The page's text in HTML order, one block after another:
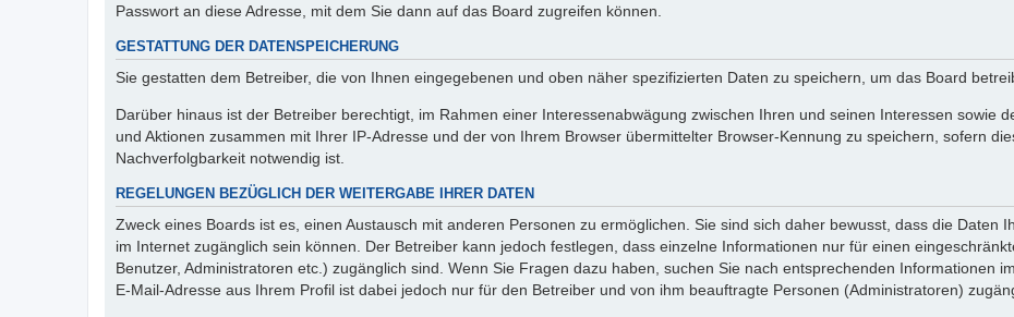
Passwort an diese Adresse, mit dem Sie dann auf das Board zugreifen können.
GESTATTUNG DER DATENSPEICHERUNG
Sie gestatten dem Betreiber, die von Ihnen eingegebenen und oben näher spezifizierten Daten zu speichern, um das Board
Darüber hinaus ist der Betreiber berechtigt, im Rahmen einer Interessenabwägung zwischen Ihren und seinen Interessen sowie
und Aktionen zusammen mit Ihrer IP-Adresse und der von Ihrem Browser übermittelter Browser-Kennung zu speichern, sofern
Nachverfolgbarkeit notwendig ist.
REGELUNGEN BEZÜGLICH DER WEITERGABE IHRER DATEN
Zweck eines Boards ist es, einen Austausch mit anderen Personen zu ermöglichen. Sie sind sich daher bewusst, dass die Daten
im Internet zugänglich sein können. Der Betreiber kann jedoch festlegen, dass einzelne Informationen nur für einen
Benutzer, Administratoren etc.) zugänglich sind. Wenn Sie Fragen dazu haben, suchen Sie nach entsprechenden Informationen
E-Mail-Adresse aus Ihrem Profil ist dabei jedoch nur für den Betreiber und von ihm beauftragte Personen (Administratoren)